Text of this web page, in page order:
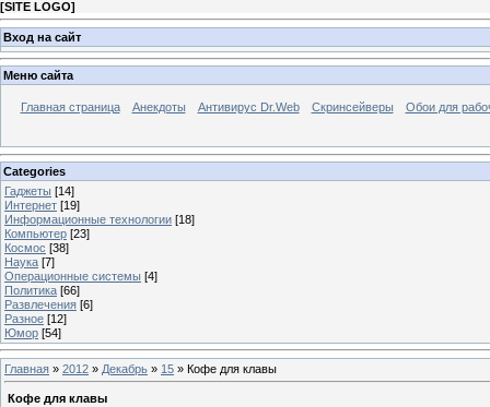
[SITE LOGO]
Вход на сайт
Меню сайта
Главная страница Анекдоты Антивирус Dr.Web Скринсейверы Обои для
Categories
Гаджеты [14]
Интернет [19]
Информационные технологии [18]
Компьютер [23]
Космос [38]
Наука [7]
Операционные системы [4]
Политика [66]
Развлечения [6]
Разное [12]
Юмор [54]
Главная » 2012 » Декабрь » 15 » Кофе для клавы
Кофе для клавы